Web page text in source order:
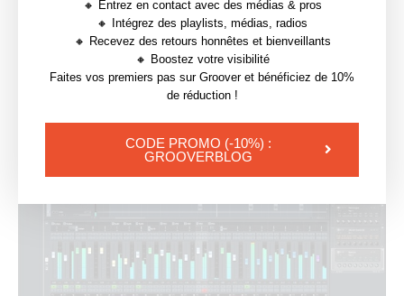
4. Cubase
Bien que moins populaire que les « Big 3 », Cubase
reste un DAW très puissant.
🔸 Entrez en contact avec des médias & pros
🔸 Intégrez des playlists, médias, radios
🔸 Recevez des retours honnêtes et bienveillants
🔸 Boostez votre visibilité
Faites vos premiers pas sur Groover et bénéficiez de 10%
de réduction !
CODE PROMO (-10%) :
GROOVERBLOG